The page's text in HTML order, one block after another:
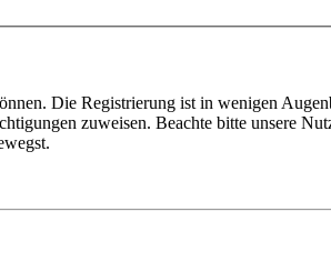
Die Registrierung ist in wenigen
zuweisen. Beachte bitte unsere